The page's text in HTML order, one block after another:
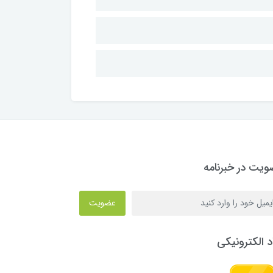
در خبرنامه
عضویت
الکترونیکی